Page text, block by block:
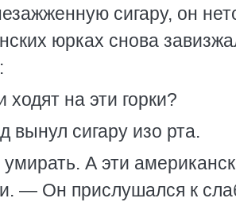
сигару, он
юрках снова
на эти горки?
вынул сигару изо рта.
А эти
— Он прислушался к